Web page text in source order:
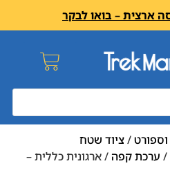
/ציוד שטח
/ ערכת קפה / ארגונית כללית –